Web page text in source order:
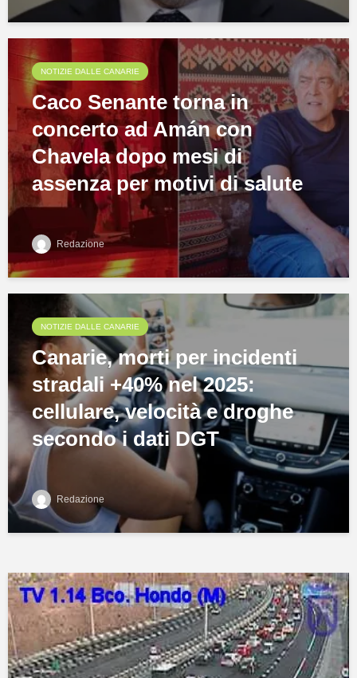
NOTIZIE DALLE CANARIE
Caco Senante torna in
concerto ad Amán con
Chavela dopo mesi di
assenza per motivi di salute
Redazione
NOTIZIE DALLE CANARIE
Canarie, morti per incidenti
stradali +40% nel 2025:
cellulare, velocità e droghe
secondo i dati DGT
Redazione